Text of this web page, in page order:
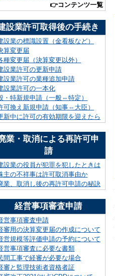
👉コンテンツ一覧
設業許可取得後の手続き
設業の標識設置（金看板など）
算変更届
種変更届（決算変更以外）
設業許可の更新申請
設業許可の業種追加申請
設業許可の一本化
・特新規申請（一般⇔特定）
可換え新規申請（知事⇔大臣）
新中に許可の有効期限を迎えたら
業・取消による再許可申
請
設業の役員が犯罪を犯したときは
主の不祥事は許可取消事由か
業、取消し後の再許可申請の秘訣
経営事項審査申請
営事項審査申請
審用の決算変更届の作成について
営規模等評価申請の予約について
営事項審査に必要な書類
間工事で経審が必要な場合
審と監理技術者資格者証